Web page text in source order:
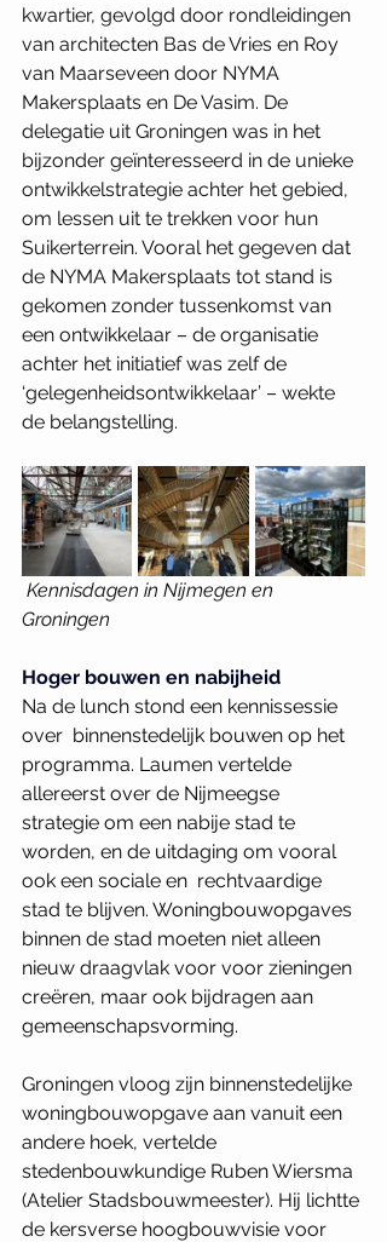
kwartier, gevolgd door rondleidingen
van architecten Bas de Vries en Roy
van Maarseveen door NYMA
Makersplaats en De Vasim. De
delegatie uit Groningen was in het
bijzonder geïnteresseerd in de unieke
ontwikkelstrategie achter het gebied,
om lessen uit te trekken voor hun
Suikerterrein. Vooral het gegeven dat
de NYMA Makersplaats tot stand is
gekomen zonder tussenkomst van
een ontwikkelaar – de organisatie
achter het initiatief was zelf de
‘gelegenheidsontwikkelaar’ – wekte
de belangstelling.
Kennisdagen in Nijmegen en
Groningen
Hoger bouwen en nabijheid
Na de lunch stond een kennissessie
over ­ binnenstedelijk bouwen op het
programma. Laumen vertelde ­
allereerst over de Nijmeegse
strategie om een nabije stad te ­
worden, en de uitdaging om vooral
ook een sociale en ­ rechtvaardige
stad te blijven. Woningbouwopgaves­
binnen de stad moeten niet alleen
nieuw draagvlak voor voor­ zieningen
creëren, maar ook bijdragen aan
gemeenschapsvorming.
Groningen vloog zijn binnenstedelijke
woningbouwopgave aan vanuit een
andere hoek, vertelde
stedenbouwkundige Ruben Wiersma
(Atelier Stadsbouwmeester). Hij lichtte
de kersverse hoogbouwvisie voor